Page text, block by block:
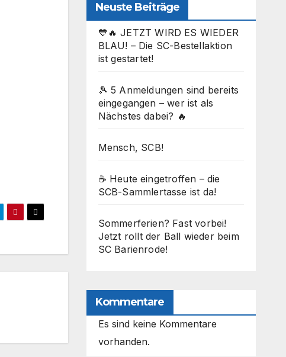
Neuste Beiträge
💙🔥 JETZT WIRD ES WIEDER
BLAU! – Die SC-Bestellaktion
ist gestartet!
🎾 5 Anmeldungen sind bereits
eingegangen – wer ist als
Nächstes dabei? 🔥
Mensch, SCB!
☕ Heute eingetroffen – die
SCB-Sammlertasse ist da!
Sommerferien? Fast vorbei!
Jetzt rollt der Ball wieder beim
SC Barienrode!
Kommentare
Es sind keine Kommentare
vorhanden.